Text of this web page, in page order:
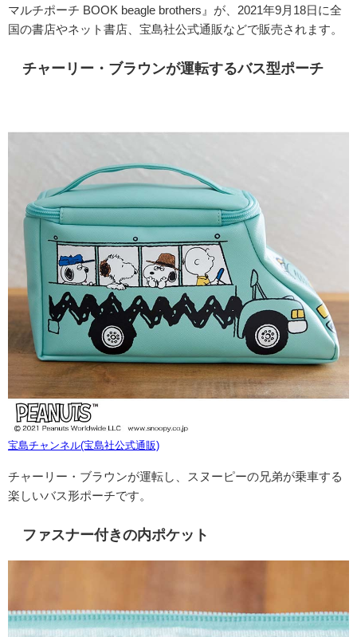
マルチポーチ BOOK beagle brothers』が、2021年9月18日に全
国の書店やネット書店、宝島社公式通販などで販売されます。
チャーリー・ブラウンが運転するバス型ポーチ
宝島チャンネル(宝島社公式通販)
チャーリー・ブラウンが運転し、スヌーピーの兄弟が乗車する
楽しいバス形ポーチです。
ファスナー付きの内ポケット